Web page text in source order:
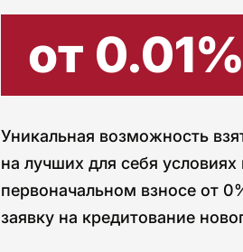
от 0.01%
Уникальная возможность
на лучших для себя
первоначальном взносе от
заявку на кредитование